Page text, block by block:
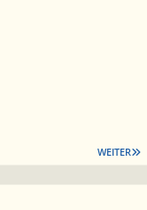
WEITER